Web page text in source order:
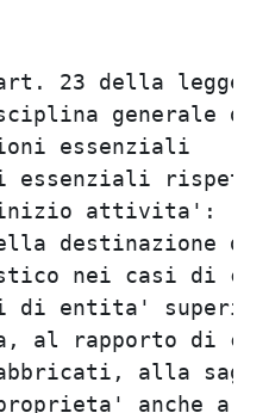
23 della
Disciplina
-
essenziali
della
nei
di entita'
al
alla
proprieta'